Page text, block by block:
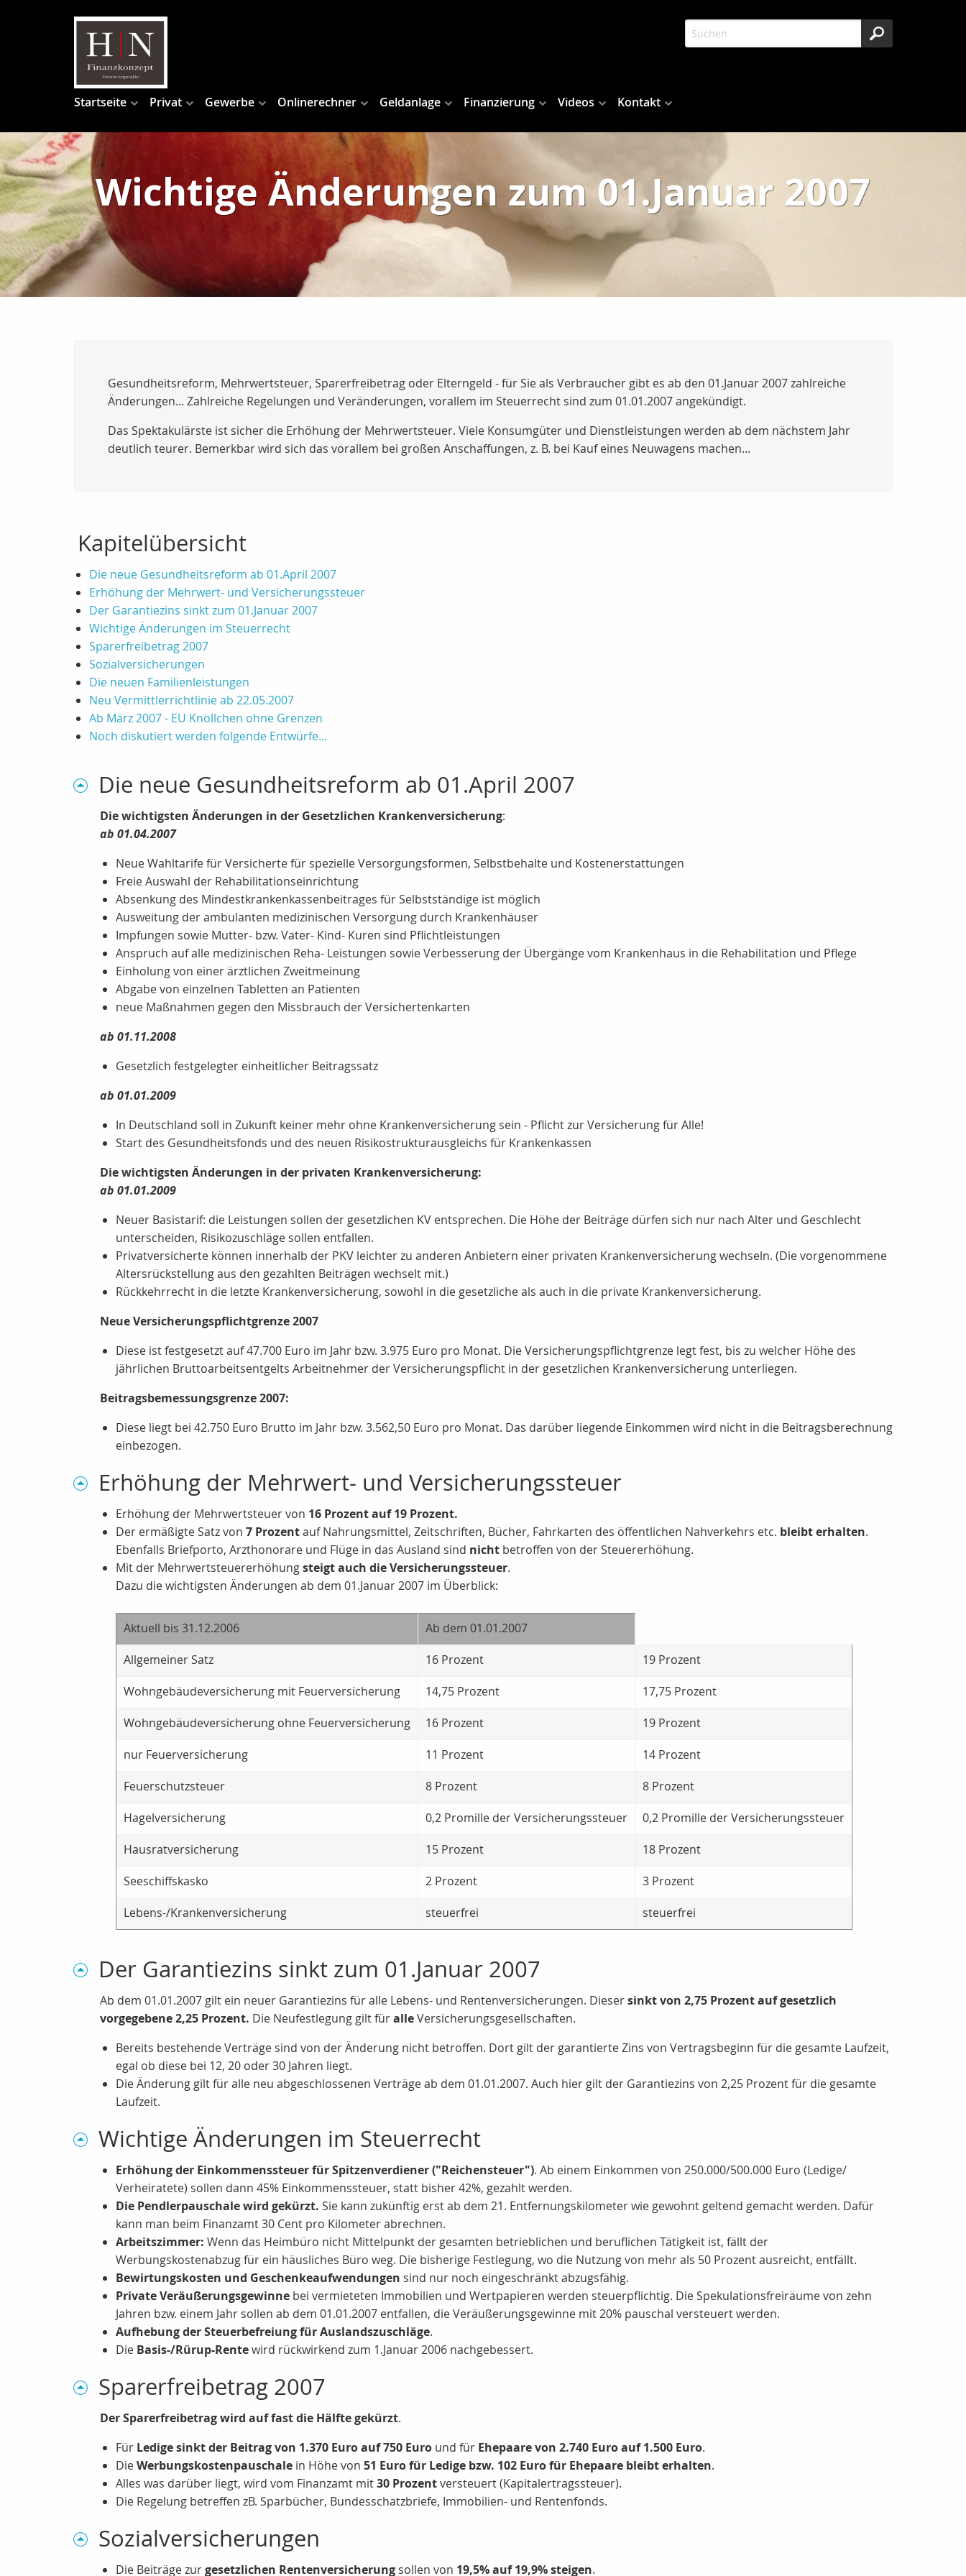
Startseite Privat Gewerbe Onlinerechner Geldanlage Finanzierung Videos Kontakt
Wichtige Änderungen zum 01.Januar 2007
Gesundheitsreform, Mehrwertsteuer, Sparerfreibetrag oder Elterngeld - für Sie als Verbraucher gibt es ab den 01.Januar 2007 zahlreiche
Änderungen... Zahlreiche Regelungen und Veränderungen, vorallem im Steuerrecht sind zum 01.01.2007 angekündigt.
Das Spektakulärste ist sicher die Erhöhung der Mehrwertsteuer. Viele Konsumgüter und Dienstleistungen werden ab dem nächstem Jahr
deutlich teurer. Bemerkbar wird sich das vorallem bei großen Anschaffungen, z. B. bei Kauf eines Neuwagens machen...
Kapitelübersicht
Die neue Gesundheitsreform ab 01.April 2007
Erhöhung der Mehrwert- und Versicherungssteuer
Der Garantiezins sinkt zum 01.Januar 2007
Wichtige Änderungen im Steuerrecht
Sparerfreibetrag 2007
Sozialversicherungen
Die neuen Familienleistungen
Neu Vermittlerrichtlinie ab 22.05.2007
Ab März 2007 - EU Knöllchen ohne Grenzen
Noch diskutiert werden folgende Entwürfe...
Die neue Gesundheitsreform ab 01.April 2007
Die wichtigsten Änderungen in der Gesetzlichen Krankenversicherung:
ab 01.04.2007
Neue Wahltarife für Versicherte für spezielle Versorgungsformen, Selbstbehalte und Kostenerstattungen
Freie Auswahl der Rehabilitationseinrichtung
Absenkung des Mindestkrankenkassenbeitrages für Selbstständige ist möglich
Ausweitung der ambulanten medizinischen Versorgung durch Krankenhäuser
Impfungen sowie Mutter- bzw. Vater- Kind- Kuren sind Pflichtleistungen
Anspruch auf alle medizinischen Reha- Leistungen sowie Verbesserung der Übergänge vom Krankenhaus in die Rehabilitation und Pflege
Einholung von einer ärztlichen Zweitmeinung
Abgabe von einzelnen Tabletten an Patienten
neue Maßnahmen gegen den Missbrauch der Versichertenkarten
ab 01.11.2008
Gesetzlich festgelegter einheitlicher Beitragssatz
ab 01.01.2009
In Deutschland soll in Zukunft keiner mehr ohne Krankenversicherung sein - Pflicht zur Versicherung für Alle!
Start des Gesundheitsfonds und des neuen Risikostrukturausgleichs für Krankenkassen
Die wichtigsten Änderungen in der privaten Krankenversicherung:
ab 01.01.2009
Neuer Basistarif: die Leistungen sollen der gesetzlichen KV entsprechen. Die Höhe der Beiträge dürfen sich nur nach Alter und Geschlecht
unterscheiden, Risikozuschläge sollen entfallen.
Privatversicherte können innerhalb der PKV leichter zu anderen Anbietern einer privaten Krankenversicherung wechseln. (Die vorgenommene
Altersrückstellung aus den gezahlten Beiträgen wechselt mit.)
Rückkehrrecht in die letzte Krankenversicherung, sowohl in die gesetzliche als auch in die private Krankenversicherung.
Neue Versicherungspflichtgrenze 2007
Diese ist festgesetzt auf 47.700 Euro im Jahr bzw. 3.975 Euro pro Monat. Die Versicherungspflichtgrenze legt fest, bis zu welcher Höhe des
jährlichen Bruttoarbeitsentgelts Arbeitnehmer der Versicherungspflicht in der gesetzlichen Krankenversicherung unterliegen.
Beitragsbemessungsgrenze 2007:
Diese liegt bei 42.750 Euro Brutto im Jahr bzw. 3.562,50 Euro pro Monat. Das darüber liegende Einkommen wird nicht in die Beitragsberechnung
einbezogen.
Erhöhung der Mehrwert- und Versicherungssteuer
Erhöhung der Mehrwertsteuer von 16 Prozent auf 19 Prozent.
Der ermäßigte Satz von 7 Prozentauf Nahrungsmittel, Zeitschriften, Bücher, Fahrkarten des öffentlichen Nahverkehrs etc. bleibt erhalten.
Ebenfalls Briefporto, Arzthonorare und Flüge in das Ausland sind nicht betroffen von der Steuererhöhung.
Mit der Mehrwertsteuererhöhungsteigt auch die Versicherungssteuer.
Dazu die wichtigsten Änderungen ab dem 01.Januar 2007 im Überblick:
Aktuell bis 31.12.2006
Ab dem 01.01.2007
Allgemeiner Satz
16 Prozent
19 Prozent
Wohngebäudeversicherung mit Feuerversicherung
14,75 Prozent
17,75 Prozent
Wohngebäudeversicherung ohne Feuerversicherung
16 Prozent
19 Prozent
nur Feuerversicherung
11 Prozent
14 Prozent
Feuerschutzsteuer
8 Prozent
8 Prozent
Hagelversicherung
0,2 Promille der Versicherungssteuer
0,2 Promille der Versicherungssteuer
Hausratversicherung
15 Prozent
18 Prozent
Seeschiffskasko
2 Prozent
3 Prozent
Lebens-/Krankenversicherung
steuerfrei steuerfrei
Der Garantiezins sinkt zum 01.Januar 2007
Ab dem 01.01.2007 gilt ein neuer Garantiezins für alle Lebens- und Rentenversicherungen. Diesersinkt von 2,75 Prozent auf gesetzlich
vorgegebene 2,25 Prozent. Die Neufestlegung gilt füralleVersicherungsgesellschaften.
Bereits bestehende Verträge sind von der Änderung nicht betroffen. Dort gilt der garantierte Zins von Vertragsbeginn für die gesamte Laufzeit,
egal ob diese bei 12, 20 oder 30 Jahren liegt.
Die Änderung gilt für alle neu abgeschlossenen Verträge ab dem 01.01.2007. Auch hier gilt der Garantiezins von 2,25 Prozent für die gesamte
Laufzeit.
Wichtige Änderungen im Steuerrecht
Erhöhung der Einkommenssteuer für Spitzenverdiener ("Reichensteuer"). Ab einem Einkommen von 250.000/500.000 Euro (Ledige/
Verheiratete) sollen dann 45% Einkommenssteuer, statt bisher 42%, gezahlt werden.
Die Pendlerpauschale wird gekürzt. Sie kann zukünftig erst ab dem 21. Entfernungskilometer wie gewohnt geltend gemacht werden. Dafür
kann man beim Finanzamt 30 Cent pro Kilometer abrechnen.
Arbeitszimmer: Wenn das Heimbüro nicht Mittelpunkt der gesamten betrieblichen und beruflichen Tätigkeit ist, fällt der
Werbungskostenabzug für ein häusliches Büro weg. Die bisherige Festlegung, wo die Nutzung von mehr als 50 Prozent ausreicht, entfällt.
Bewirtungskosten und Geschenkeaufwendungen sind nur noch eingeschränkt abzugsfähig.
Private Veräußerungsgewinne bei vermieteten Immobilien und Wertpapieren werden steuerpflichtig. Die Spekulationsfreiräume von zehn
Jahren bzw. einem Jahr sollen ab dem 01.01.2007 entfallen, die Veräußerungsgewinne mit 20% pauschal versteuert werden.
Aufhebung der Steuerbefreiung für Auslandszuschläge.
Die Basis-/Rürup-Rentewird rückwirkend zum 1.Januar 2006 nachgebessert.
Sparerfreibetrag 2007
Der Sparerfreibetrag wird auf fast die Hälfte gekürzt.
Für Ledige sinkt der Beitrag von 1.370 Euro auf 750 Euro und für Ehepaare von 2.740 Euro auf 1.500 Euro.
DieWerbungskostenpauschale in Höhe von 51 Euro für Ledige bzw. 102 Euro für Ehepaare bleibt erhalten.
Alles was darüber liegt, wird vom Finanzamt mit30 Prozentversteuert (Kapitalertragssteuer).
Die Regelung betreffen zB. Sparbücher, Bundesschatzbriefe, Immobilien- und Rentenfonds.
Sozialversicherungen
Die Beiträge zurgesetzlichen Rentenversicherung sollen von 19,5% auf 19,9% steigen.